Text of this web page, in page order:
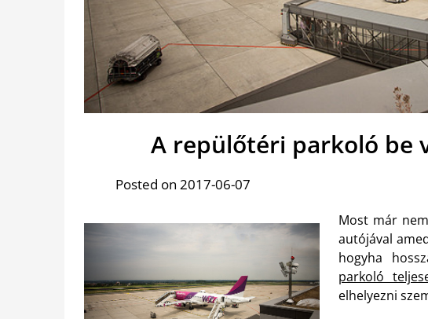
A repülőtéri parkoló be
Posted on 2017-06-07
Most már
autójával
hogyha
parkoló
elhelyezni